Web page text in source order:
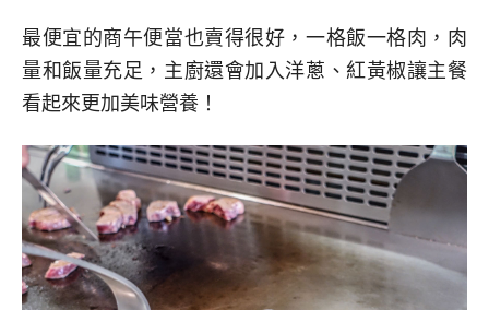
最便宜的商午便當也賣得很好，一格飯一格肉，肉
量和飯量充足，主廚還會加入洋蔥、紅黃椒讓主餐
看起來更加美味營養！